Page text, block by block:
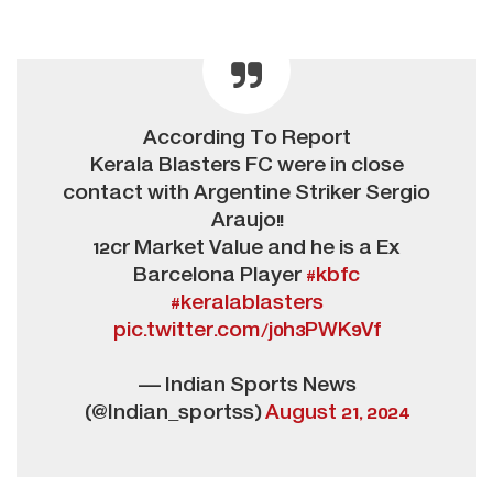
According To Report
Kerala Blasters FC were in close
contact with Argentine Striker Sergio
Araujo!!
12cr Market Value and he is a Ex
Barcelona Player #kbfc
#keralablasters
pic.twitter.com/j0h3PWK9Vf
— Indian Sports News
(@Indian_sportss)August 21, 2024